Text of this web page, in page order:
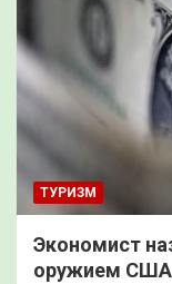
ТУРИЗМ
Экономист
оружием США